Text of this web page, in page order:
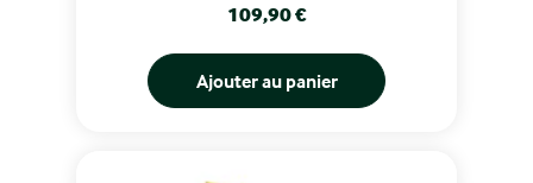
Prix
109,90 €
Ajouter au panier